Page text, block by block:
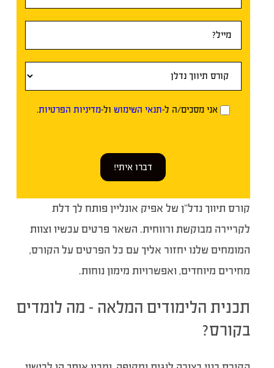
אני מסכים/ה ל-תנאי השימוש ול-מדיניות הפרטיות.
דברו איתי!
קורס תיווך נדל”ן של אפיק אונליין פותח לך דלת
לקריירה מבוקשת ורווחית. השאר פרטים עכשיו וצוות
המומחים שלנו יחזור אליך עם כל הפרטים על הקורס,
מחירים מיוחדים, ואפשרויות מימון נוחות.
תכנית הלימודים המלאה – מה לומדים
בקורס?